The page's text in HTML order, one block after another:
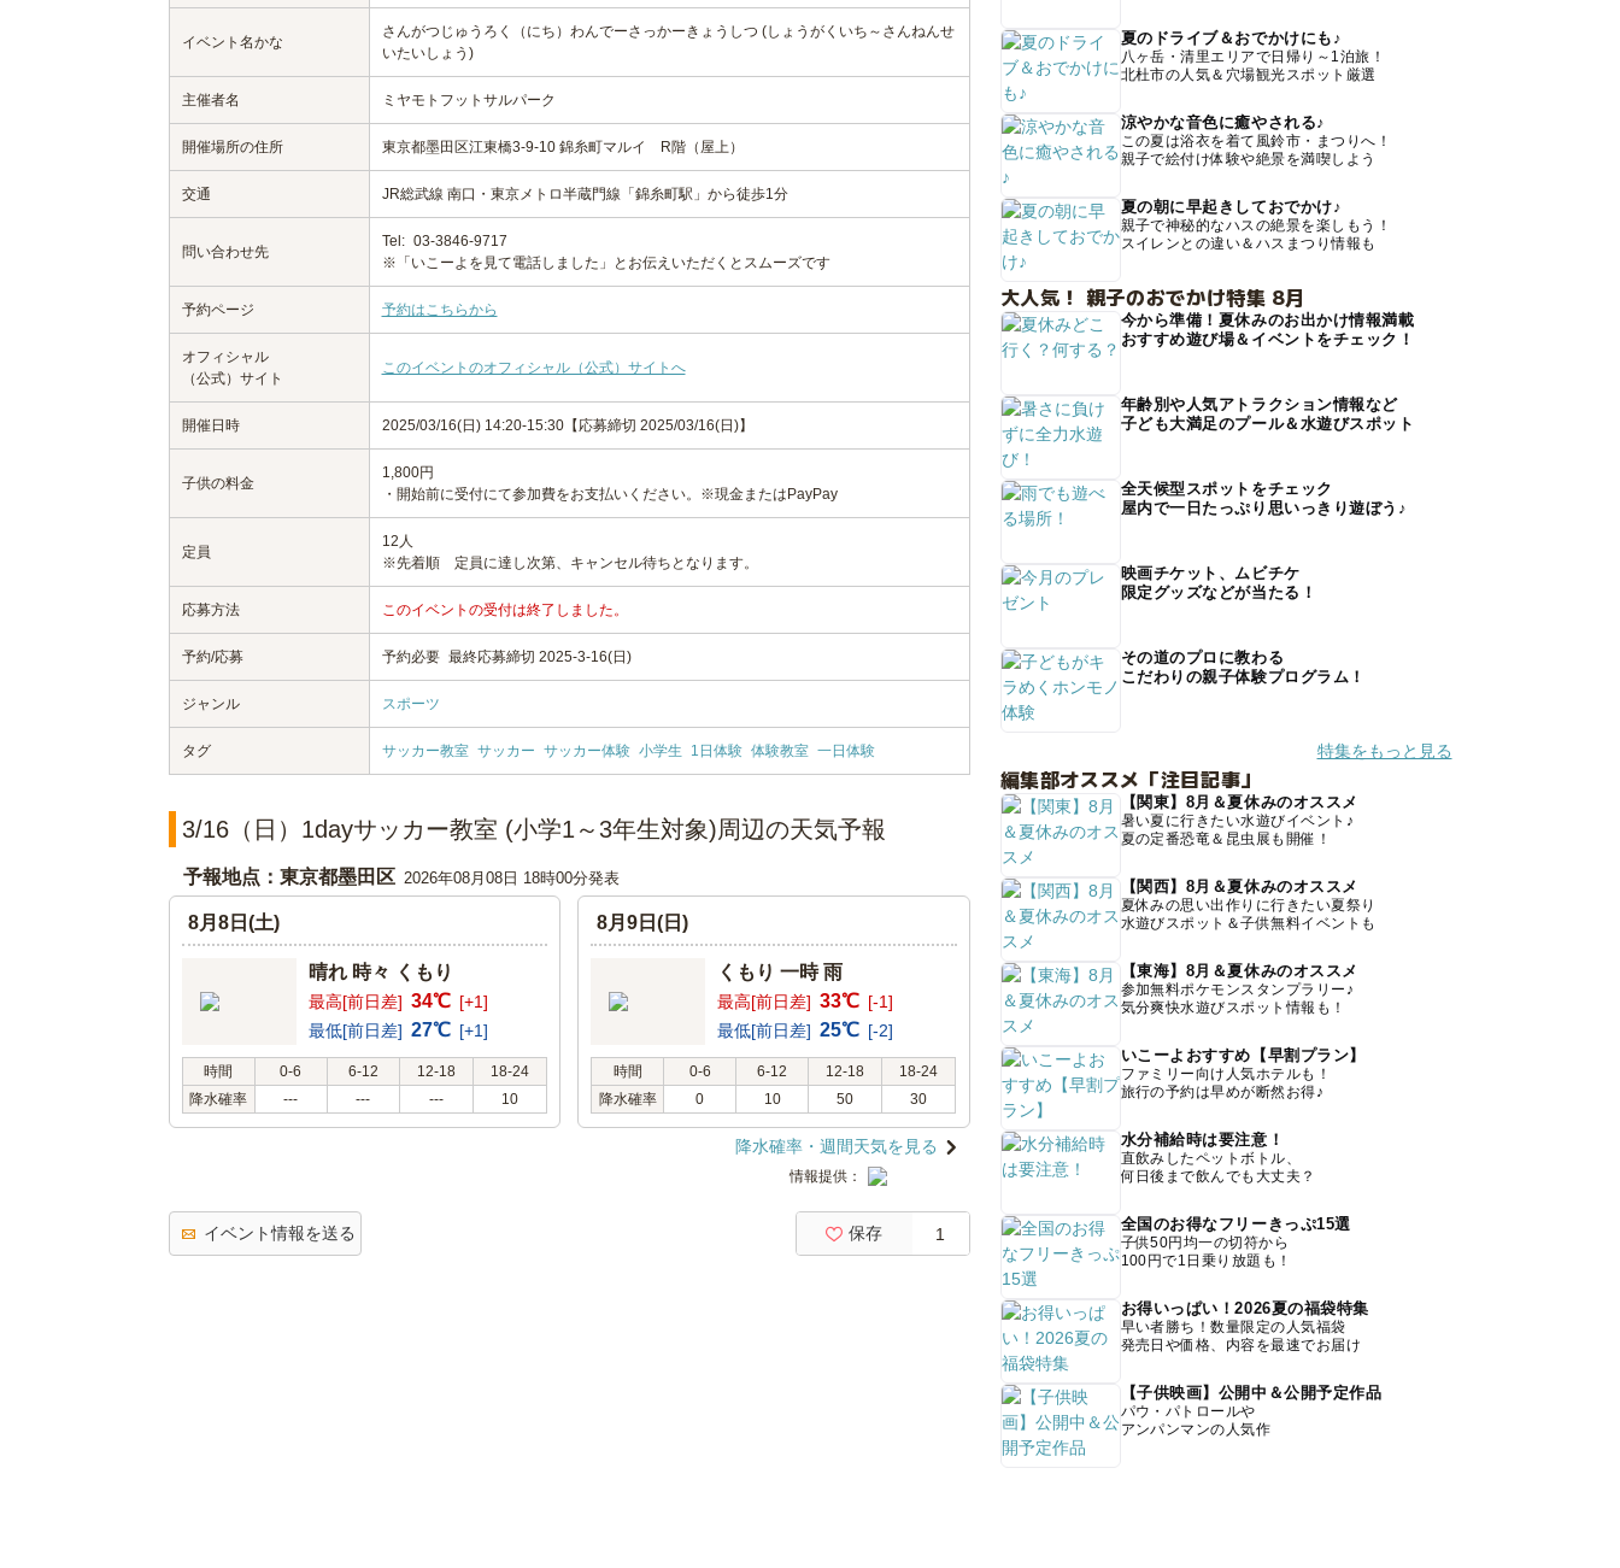
イベント名かな
さんがつじゅうろく（にち）わんでーさっかーきょうしつ (しょうがくいち～さんねんせ
いたいしょう)
主催者名 ミヤモトフットサルパーク
開催場所の住所 東京都墨田区江東橋3-9-10 錦糸町マルイ R階（屋上）
交通 JR総武線 南口・東京メトロ半蔵門線「錦糸町駅」から徒歩1分
問い合わせ先
Tel: 03-3846-9717
※「いこーよを見て電話しました」とお伝えいただくとスムーズです
予約ページ 予約はこちらから
オフィシャル
（公式）サイト
このイベントのオフィシャル（公式）サイトへ
開催日時 2025/03/16(日) 14:20-15:30【応募締切 2025/03/16(日)】
子供の料金
1,800円
・開始前に受付にて参加費をお支払いください。※現金またはPayPay
定員
12人
※先着順 定員に達し次第、キャンセル待ちとなります。
応募方法 このイベントの受付は終了しました。
予約/応募 予約必要 最終応募締切 2025-3-16(日)
ジャンル スポーツ
タグ サッカー教室 サッカー サッカー体験 小学生 1日体験 体験教室 一日体験
3/16（日）1dayサッカー教室 (小学1～3年生対象)周辺の天気予報
予報地点：東京都墨田区 2026年08月08日 18時00分発表
8月8日(土)
晴れ 時々 くもり
最高[前日差] 34℃ [+1]
最低[前日差] 27℃ [+1]
時間 0-6 6-12 12-18
18-24
降水確率
--- --- --- 10
8月9日(日)
くもり 一時 雨
最高[前日差] 33℃ [-1]
最低[前日差] 25℃ [-2]
時間 0-6 6-12 12-18
18-24
降水確率
0 10 50 30
降水確率・週間天気を見る
情報提供：
イベント情報を送る 保存 1
夏のドライブ＆おでかけにも♪
八ヶ岳・清里エリアで日帰り～1泊旅！
北杜市の人気＆穴場観光スポット厳選
涼やかな音色に癒やされる♪
この夏は浴衣を着て風鈴市・まつりへ！
親子で絵付け体験や絶景を満喫しよう
夏の朝に早起きしておでかけ♪
親子で神秘的なハスの絶景を楽しもう！
スイレンとの違い＆ハスまつり情報も
大人気！ 親子のおでかけ特集 8月
今から準備！夏休みのお出かけ情報満載
おすすめ遊び場＆イベントをチェック！
年齢別や人気アトラクション情報など
子ども大満足のプール＆水遊びスポット
全天候型スポットをチェック
屋内で一日たっぷり思いっきり遊ぼう♪
映画チケット、ムビチケ
限定グッズなどが当たる！
その道のプロに教わる
こだわりの親子体験プログラム！
特集をもっと見る
編集部オススメ「注目記事」
【関東】8月＆夏休みのオススメ
暑い夏に行きたい水遊びイベント♪
夏の定番恐竜＆昆虫展も開催！
【関西】8月＆夏休みのオススメ
夏休みの思い出作りに行きたい夏祭り
水遊びスポット＆子供無料イベントも
【東海】8月＆夏休みのオススメ
参加無料ポケモンスタンプラリー♪
気分爽快水遊びスポット情報も！
いこーよおすすめ【早割プラン】
ファミリー向け人気ホテルも！
旅行の予約は早めが断然お得♪
水分補給時は要注意！
直飲みしたペットボトル、
何日後まで飲んでも大丈夫？
全国のお得なフリーきっぷ15選
子供50円均一の切符から
100円で1日乗り放題も！
お得いっぱい！2026夏の福袋特集
早い者勝ち！数量限定の人気福袋
発売日や価格、内容を最速でお届け
【子供映画】公開中＆公開予定作品
パウ・パトロールや
アンパンマンの人気作